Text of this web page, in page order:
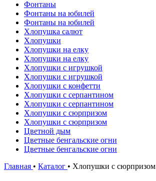
Фонтаны
Фонтаны на юбилей
Фонтаны на юбилей
Хлопушка салют
Хлопушки
Хлопушки на елку
Хлопушки на елку
Хлопушки с игрушкой
Хлопушки с игрушкой
Хлопушки с конфетти
Хлопушки с серпантином
Хлопушки с серпантином
Хлопушки с сюрпризом
Хлопушки с сюрпризом
Цветной дым
Цветные бенгальские огни
Цветные бенгальские огни
Главная • Каталог • Хлопушки с сюрпризом